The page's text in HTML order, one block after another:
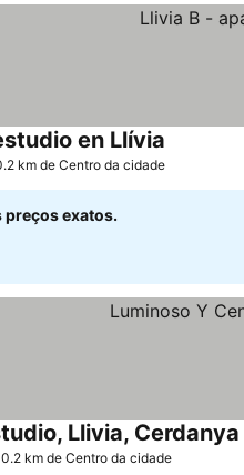
en Llívia
km de Centro da cidade
preços exatos.
Llivia, Cerdanya
km de Centro da cidade